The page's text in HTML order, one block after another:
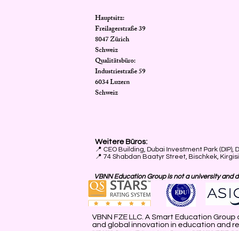
Hauptsitz:
Freilagerstraße 39
8047 Zürich
Schweiz
Qualitätsbüro:
Industriestraße 59
6034 Luzern
Schweiz
Weitere Büros:
📍 CEO Building, Dubai Investment Park (DIP),
📍 74 Shabdan Baatyr Street, Bischkek,
VBNN Education Group is not a university and
VBNN FZE LLC. A Smart Education
and global innovation in education and